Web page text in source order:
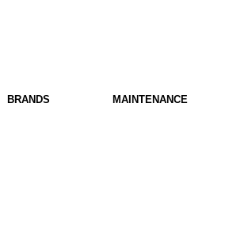
BRANDS MAINTENANCE